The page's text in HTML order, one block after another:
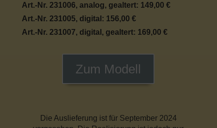
Art.-Nr. 231006, analog, gealtert: 149,00 €
Art.-Nr. 231005, digital: 156,00 €
Art.-Nr. 231007, digital, gealtert: 169,00 €
Zum Modell
Die Auslieferung ist für September 2024